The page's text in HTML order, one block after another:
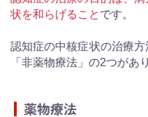
状を和らげること です。
認知症の中核症状の治療
「非薬物療法」の2つがあ
薬物療法